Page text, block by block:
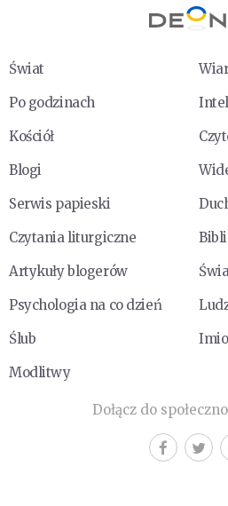
Świat
Po godzinach
Kościół
Blogi
Serwis papieski
Czytania liturgiczne
Artykuły blogerów
Psychologia na co dzień
Ślub
Modlitwy
Dołącz do